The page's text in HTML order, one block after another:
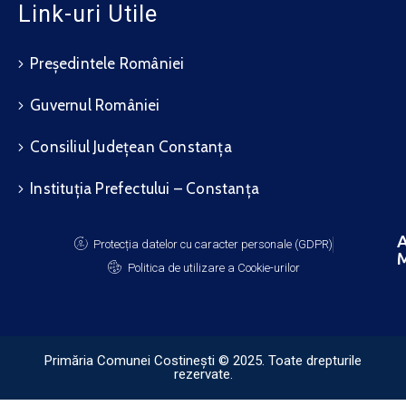
Link-uri Utile
Președintele României
Guvernul României
Consiliul Județean Constanța
Instituția Prefectului – Constanța
Protecția datelor cu caracter personale (GDPR)
Politica de utilizare a Cookie-urilor
Primăria Comunei Costinești © 2025. Toate drepturile
rezervate.